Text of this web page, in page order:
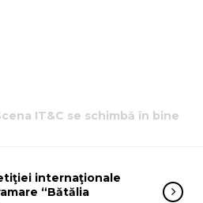
IT&C se schimbă în bine
internaţionale
“Bătălia